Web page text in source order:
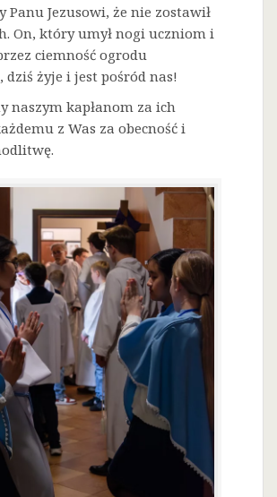
Panu Jezusowi, że nie zostawił
On, który umył nogi uczniom i
ciemność ogrodu
dziś żyje i jest pośród nas!
naszym kapłanom za ich
z Was za obecność i